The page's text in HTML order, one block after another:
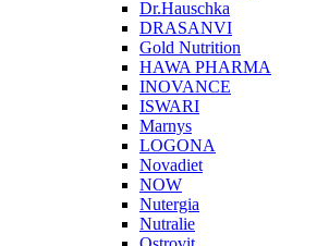
Dr.Hauschka
DRASANVI
Gold Nutrition
HAWA PHARMA
INOVANCE
ISWARI
Marnys
LOGONA
Novadiet
NOW
Nutergia
Nutralie